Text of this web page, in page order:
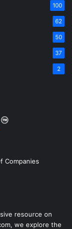
100
62
50
37
2
Companies
resource on
we explore the